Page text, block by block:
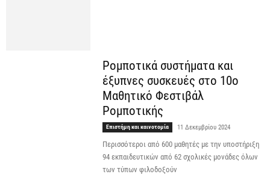
Ρομποτικά συστήματα και
έξυπνες συσκευές στο 10ο
Μαθητικό Φεστιβάλ
Ρομποτικής
Επιστήμη και καινοτομία 11 Δεκεμβρίου 2024
Περισσότεροι από 600 μαθητές με την υποστήριξη
94 εκπαιδευτικών από 62 σχολικές μονάδες όλων
των τύπων φιλοδοξούν